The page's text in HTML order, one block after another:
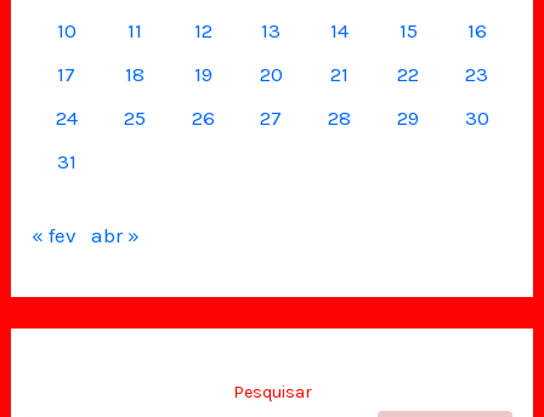
10
11 12 13 14 15
16
17
18 19 20 21 22
23
24
25 26 27 28 29
30
31
« fev abr »
Pesquisar